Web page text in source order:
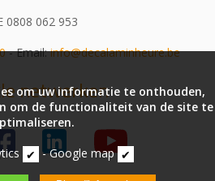
0808 062 953
- Email:info@decalaminheure.be
netwerken
om uw informatie te onthouden,
om de functionaliteit van de site te
-Google map